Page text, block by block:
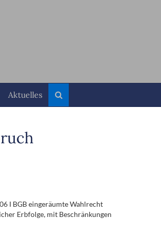
Aktuelles
I BGB eingeräumte Wahlrecht
Erbfolge, mit Beschränkungen